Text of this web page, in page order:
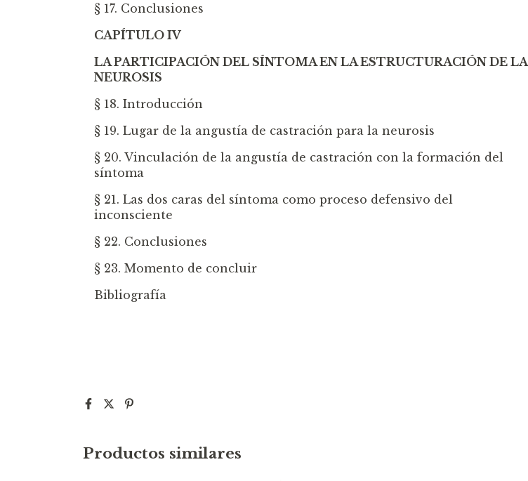
§ 17. Conclusiones
CAPÍTULO IV
LA PARTICIPACIÓN DEL SÍNTOMA EN LA ESTRUCTURACIÓN DE LA
NEUROSIS
§ 18. Introducción
§ 19. Lugar de la angustía de castración para la neurosis
§ 20. Vinculación de la angustía de castración con la formación del
síntoma
§ 21. Las dos caras del síntoma como proceso defensivo del
inconsciente
§ 22. Conclusiones
§ 23. Momento de concluir
Bibliografía
Productos similares